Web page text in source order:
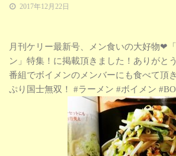
ホーム
ベトコンラーメンの発祥と由来
新京の看板メニュー
店舗情報・アクセス
2017年12月22日
月刊ケリー最新号、メン食いの大好物❤
ン」特集！に掲載頂きました！ありがと
番組でボイメンのメンバーにも食べて頂
ぷり国士無双！ #ラーメン #ボイメン